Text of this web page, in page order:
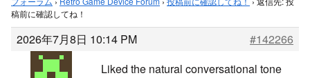
稿前に確認してね！
2026年7月8日 10:14 PM #142266
Liked the natural conversational tone